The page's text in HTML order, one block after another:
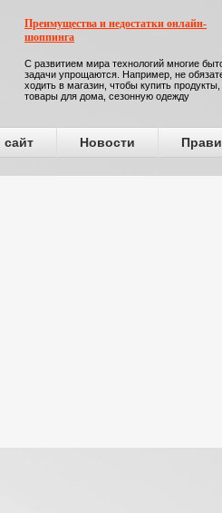
Преимущества и недостатки онлайн-
шоппинга
С развитием мира технологий многие
задачи упрощаются. Например, не
ходить в магазин, чтобы купить продукты,
товары для дома, сезонную одежду
сайт Новости